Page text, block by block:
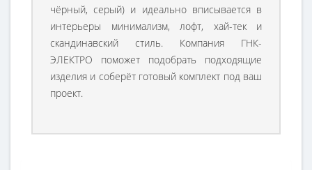
чёрный, серый) и идеально вписывается в
интерьеры минимализм, лофт, хай-тек и
скандинавский стиль. Компания ГНК-
ЭЛЕКТРО поможет подобрать подходящие
изделия и соберёт готовый комплект под ваш
проект.